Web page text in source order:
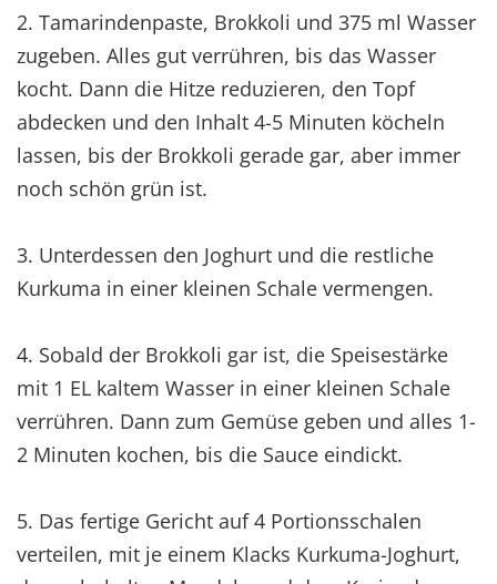
2. Tamarindenpaste, Brokkoli und 375 ml Wasser
zugeben. Alles gut verrühren, bis das Wasser
kocht. Dann die Hitze reduzieren, den Topf
abdecken und den Inhalt 4-5 Minuten köcheln
lassen, bis der Brokkoli gerade gar, aber immer
noch schön grün ist.
3. Unterdessen den Joghurt und die restliche
Kurkuma in einer kleinen Schale vermengen.
4. Sobald der Brokkoli gar ist, die Speisestärke
mit 1 EL kaltem Wasser in einer kleinen Schale
verrühren. Dann zum Gemüse geben und alles 1-
2 Minuten kochen, bis die Sauce eindickt.
5. Das fertige Gericht auf 4 Portionsschalen
verteilen, mit je einem Klacks Kurkuma-Joghurt,